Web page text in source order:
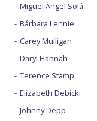
Miguel Ángel Solá
Bárbara Lennie
Carey Mulligan
Daryl Hannah
Terence Stamp
Elizabeth Debicki
Johnny Depp